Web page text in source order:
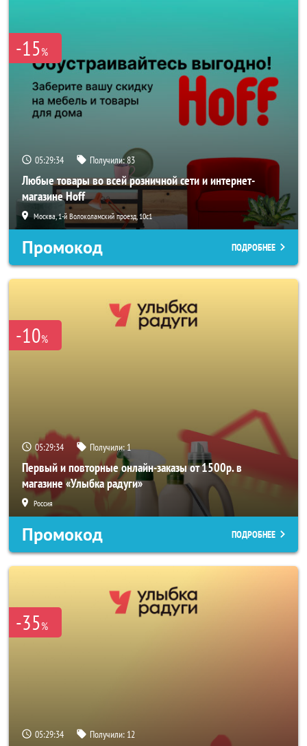
-15%
05:29:32 Получили:83
Любые товары во всей розничной сети и интернет-
магазине Hoff
Москва, 1-й Волоколамский проезд, 10с1
Промокод ПОДРОБНЕЕ
-10%
05:29:32 Получили:1
Первый и повторные онлайн-заказы от 1500р. в
магазине «Улыбка радуги»
Россия
Промокод ПОДРОБНЕЕ
-35%
05:29:32 Получили: 12